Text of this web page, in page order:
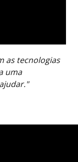
as tecnologias
uma